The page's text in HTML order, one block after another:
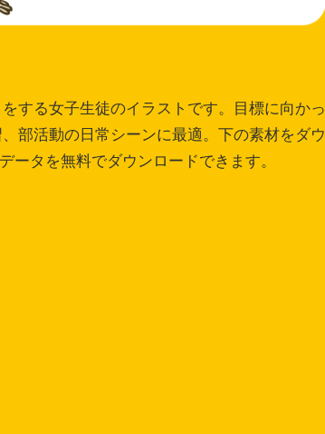
する女子生徒のイラストです。目標に向かっ
部活動の日常シーンに最適。下の素材をダウ
タを無料でダウンロードできます。